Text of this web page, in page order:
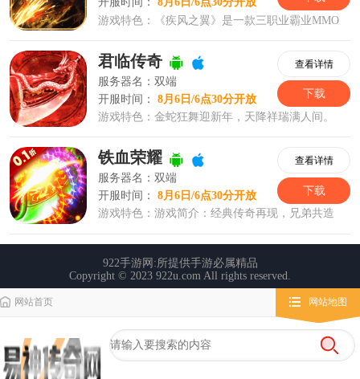
网站首页 网站地图
栏目导航